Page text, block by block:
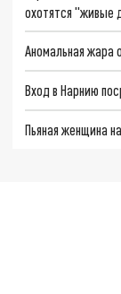
охотятся "живые
Аномальная жара
Вход в Нарнию
Пьяная женщина